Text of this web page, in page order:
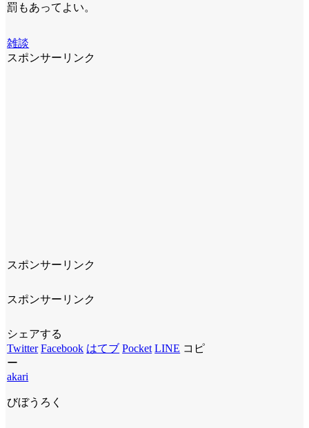
罰もあってよい。
雑談
スポンサーリンク
スポンサーリンク
スポンサーリンク
シェアする
Twitter Facebook はてブ Pocket LINE コピ
ー
akari
びぼうろく